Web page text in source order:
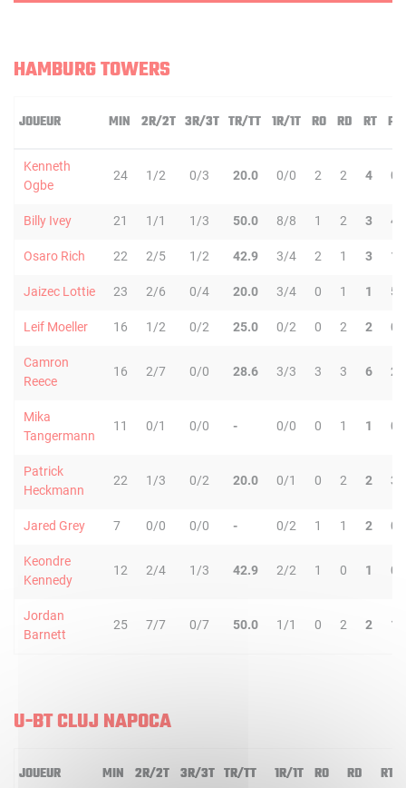
HAMBURG TOWERS
JOUEUR MIN 2R/2T 3R/3T TR/TT 1R/1T RO RD RT PD
Kenneth
Ogbe
24 1/2 0/3 20.0 0/0 2 2 4 0
Billy Ivey 21 1/1 1/3 50.0 8/8 1 2 3 4
Osaro Rich 22 2/5 1/2 42.9 3/4 2 1 3 1
Jaizec Lottie 23 2/6 0/4 20.0 3/4 0 1 1 5
Leif Moeller 16 1/2 0/2 25.0 0/2 0 2 2 0
Camron
Reece
16 2/7 0/0 28.6 3/3 3 3 6 2
Mika
Tangermann
11 0/1 0/0 - 0/0 0 1 1 0
Patrick
Heckmann
22 1/3 0/2 20.0 0/1 0 2 2 3
Jared Grey 7 0/0 0/0 - 0/2 1 1 2 0
Keondre
Kennedy
12 2/4 1/3 42.9 2/2 1 0 1 0
Jordan
Barnett
25 7/7 0/7 50.0 1/1 0 2 2 1
U-BT CLUJ NAPOCA
JOUEUR MIN 2R/2T 3R/3T TR/TT 1R/1T RO RD RT